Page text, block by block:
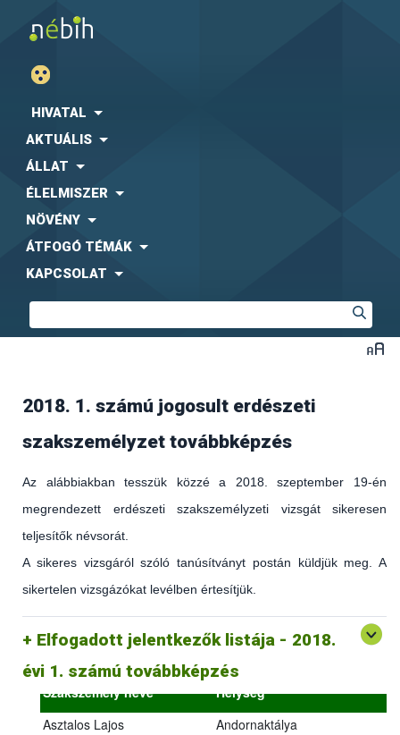
HIVATAL
AKTUÁLIS
ÁLLAT
ÉLELMISZER
NÖVÉNY
ÁTFOGÓ TÉMÁK
KAPCSOLAT
2018. 1. számú jogosult erdészeti
szakszemélyzet továbbképzés
Az alábbiakban tesszük közzé a 2018. szeptember 19-én
megrendezett erdészeti szakszemélyzeti vizsgát sikeresen
teljesítők névsorát.
A sikeres vizsgáról szóló tanúsítványt postán küldjük meg. A
sikertelen vizsgázókat levélben értesítjük.
Elfogadott jelentkezők listája - 2018.
évi 1. számú továbbképzés
(az erdőgazdálkodást és az erdészeti szakirányítást érintő
hatályos jogszabályokról és azok alkalmazásáról szóló
általános továbbképzés)
2018.09.18. – 2018.09.19.
Szakszemély neve
Helység
Asztalos Lajos
Andornaktálya